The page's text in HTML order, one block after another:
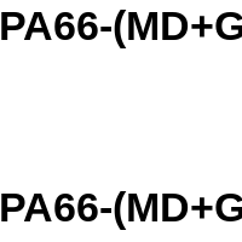
PA66-
PA66-